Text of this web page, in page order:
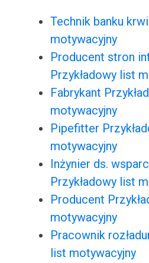
Technik banku
motywacyjny
Producent stron
Przykładowy list
Fabrykant
motywacyjny
Pipefitter
motywacyjny
Inżynier ds.
Przykładowy list
Producent
motywacyjny
Pracownik
list motywacyjny